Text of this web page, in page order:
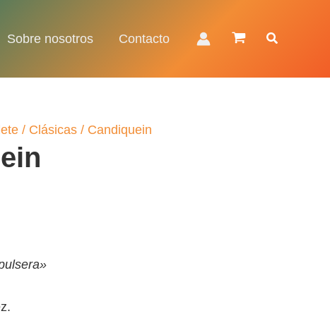
Sobre nosotros Contacto Buscar
/ Clásicas / Candiquein
€.